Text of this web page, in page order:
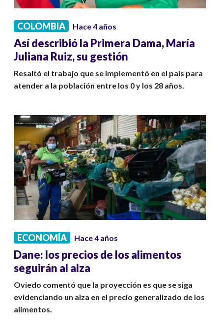
COLOMBIA Hace 4 años
Así describió la Primera Dama, María
Juliana Ruiz, su gestión
Resaltó el trabajo que se implementó en el país para
atender a la población entre los 0 y los 28 años.
ECONOMÍA Hace 4 años
Dane: los precios de los alimentos
seguirán al alza
Oviedo comentó que la proyección es que se siga
evidenciando un alza en el precio generalizado de los
alimentos.